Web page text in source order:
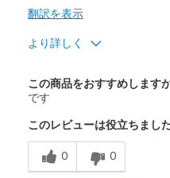
翻訳を表示
より詳しく
Attractive Design
Breathe Well
Comfortable
この商品をおすすめします
です
このレビューは役立ちまし
0 0